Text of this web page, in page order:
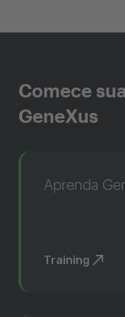
Comece
GeneXus
Aprenda
Training